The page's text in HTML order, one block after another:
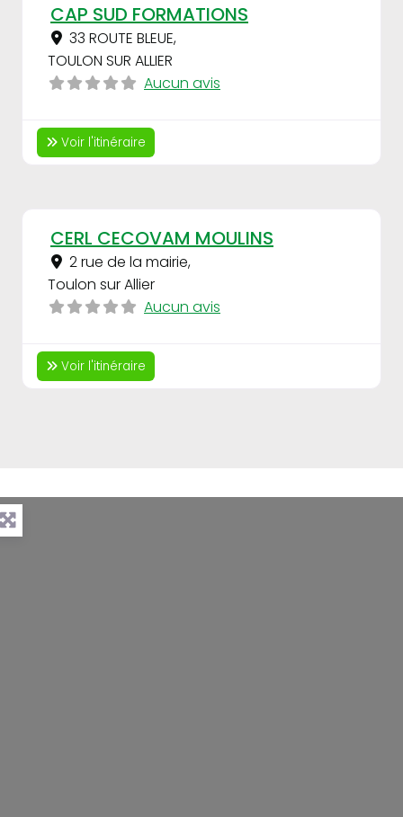
CAP SUD FORMATIONS
33 ROUTE BLEUE,
TOULON SUR ALLIER
Aucun avis
Voir l'itinéraire
CERL CECOVAM MOULINS
2 rue de la mairie,
Toulon sur Allier
Aucun avis
Voir l'itinéraire